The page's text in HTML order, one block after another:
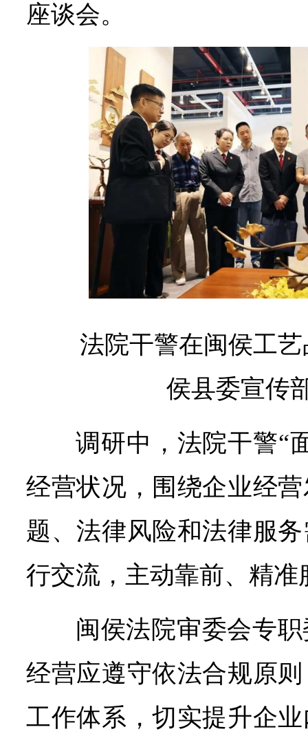
座谈会。
法院干警在闽侯工
侯县委宣传
调研中，法院干警“
经营状况，围绕企业经
题、法律风险和法律服
行交流，主动靠前、精准
闽侯法院审委会专
经营应遵守依法合规原
工作体系，切实提升企